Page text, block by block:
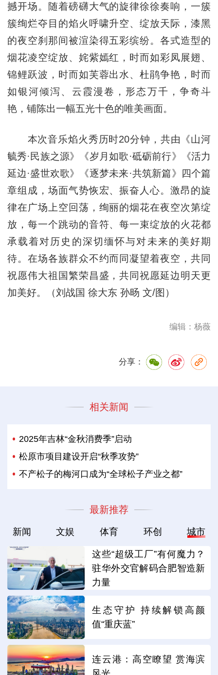
撼开场。随着磅礴大气的旋律徐徐奏响，一簇
簇绚烂夺目的焰火呼啸升空、绽放天际，漆黑
的夜空刹那间被渲染得五彩缤纷。各式造型的
烟花凌空绽放、姹紫嫣红，时而如彩凤展翅、
锦鲤跃波，时而如芙蓉出水、杜鹃争艳，时而
如银河倾泻、云霞漫卷，形态万千，争奇斗
艳，铺陈出一幅五光十色的唯美画面。
本次音乐焰火秀历时20分钟，共由《山河
毓秀·民族之源》《岁月如歌·砥砺前行》《活力
延边·盛世欢歌》《逐梦未来·共筑新篇》四个篇
章组成，场面气势恢宏、振奋人心。激昂的旋
律在广场上空回荡，绚丽的烟花在夜空次第绽
放，每一个跳动的音符、每一束绽放的火花都
承载着对历史的深切缅怀与对未来的美好期
待。在场各族群众不约而同凝望着夜空，共同
祝愿伟大祖国繁荣昌盛，共同祝愿延边明天更
加美好。（刘战国 徐大东 孙旸 文/图）
编辑：杨薇
分享：
相关新闻
2025年吉林“金秋消费季”启动
松原市项目建设开启“秋季攻势”
不产松子的梅河口成为“全球松子产业之都”
最新推荐
新闻 文娱 体育 环创 城市
这些“超级工厂”有何魔力？
驻华外交官解码合肥智造新
力量
生态守护 持续解锁高颜
值“重庆蓝”
连云港：高空瞭望 赏海滨